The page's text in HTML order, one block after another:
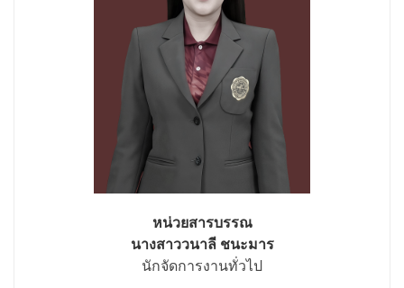
หน่วยสารบรรณ
นางสาววนาลี ชนะมาร
นักจัดการงานทั่วไป